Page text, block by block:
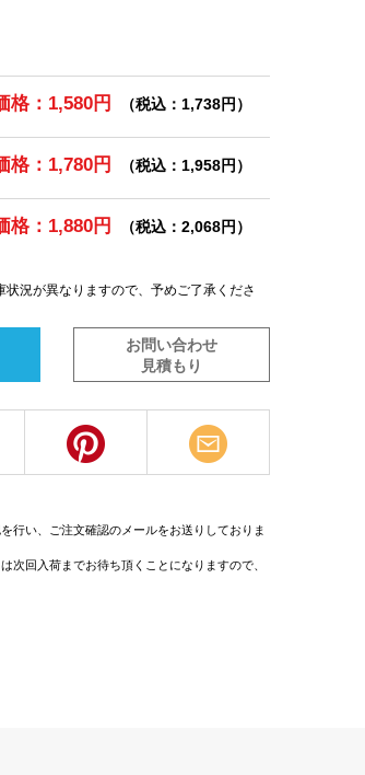
格：1,580円 （税込：1,738円）
格：1,780円 （税込：1,958円）
格：1,880円 （税込：2,068円）
況が異なりますので、予めご了承くださ
お問い合わせ
見積もり
行い、ご注文確認のメールをお送りしておりま
次回入荷までお待ち頂くことになりますので、